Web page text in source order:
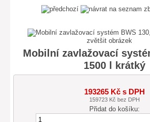
zvětšit obrázek
Mobilní zavlažovací
1500 l krátký
193265 Kč s DPH
159723 Kč bez DPH